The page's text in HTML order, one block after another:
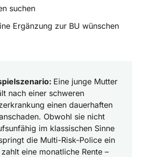
suchen
Ergänzung zur BU wünschen
Eine junge Mutter
nach einer schweren
einen dauerhaften
Obwohl sie nicht
im klassischen Sinne
die Multi-Risk-Police ein
eine monatliche Rente –